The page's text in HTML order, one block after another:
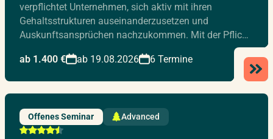
verpflichtet Unternehmen, sich aktiv mit ihren
Gehaltsstrukturen auseinanderzusetzen und
Auskunftsansprüchen nachzukommen. Mit der Pflic…
ab 1.400 € ab 19.08.2026 6 Termine
Offenes Seminar Advanced